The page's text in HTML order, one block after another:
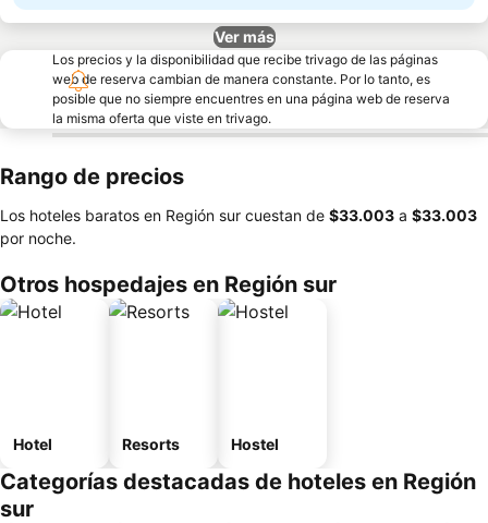
Ver más
Los precios y la disponibilidad que recibe trivago de las páginas
web de reserva cambian de manera constante. Por lo tanto, es
posible que no siempre encuentres en una página web de reserva
la misma oferta que viste en trivago.
Rango de precios
Los hoteles baratos en Región sur cuestan de ‎$33.003 a ‎$33.003
por noche.
Otros hospedajes en Región sur
Hotel Resorts Hostel
Categorías destacadas de hoteles en Región
sur